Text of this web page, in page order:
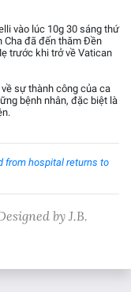
vào lúc 10g 30 sáng thứ
Cha đã đến thăm Đền
trước khi trở về Vatican
sự thành công của ca
bệnh nhân, đặc biệt là
from hospital returns to
by J.B.